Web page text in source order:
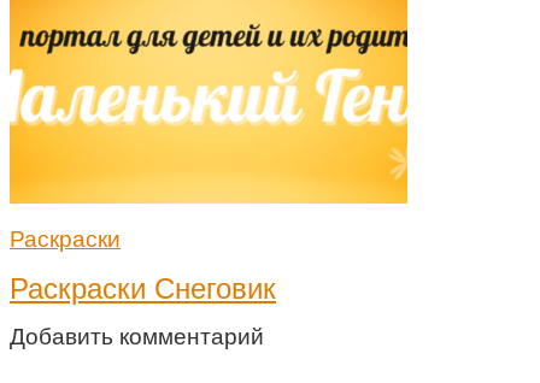
Раскраски
Раскраски Снеговик
Добавить комментарий